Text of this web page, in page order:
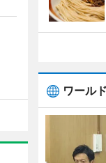
ワール